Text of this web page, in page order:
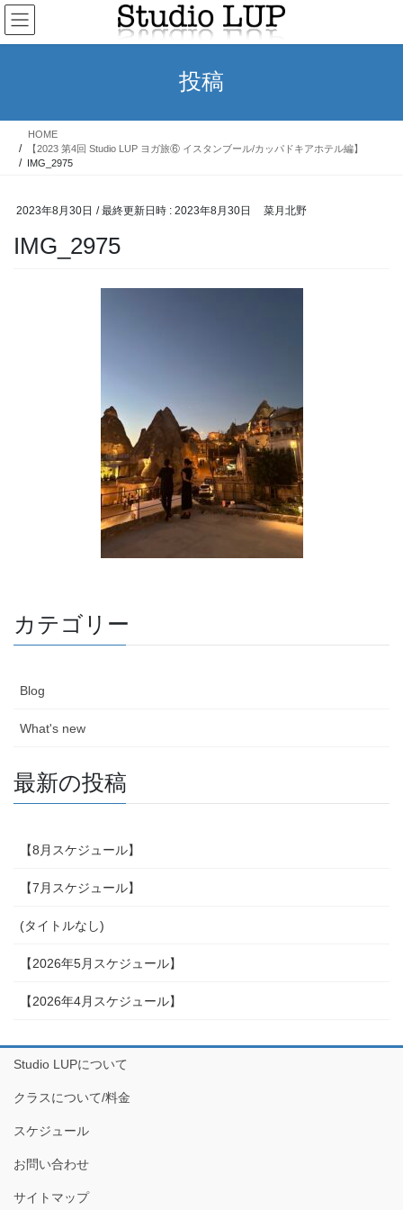
コ
ン
テ
ス
ナ
ビ
ゲ
ン
投稿
HOME
【2023 第4回 Studio LUP ヨガ旅⑥ イスタンブール/カッパドキアホテル編】
IMG_2975
2023年8月30日 / 最終更新日時 : 2023年8月30日 菜月北野
IMG_2975
カテゴリー
Blog
What's new
最新の投稿
【8月スケジュール】
【7月スケジュール】
(タイトルなし)
【2026年5月スケジュール】
【2026年4月スケジュール】
Studio LUPについて
クラスについて/料金
スケジュール
お問い合わせ
サイトマップ